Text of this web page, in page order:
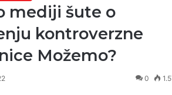
mediji šute o
kontroverzne
Možemo?
0